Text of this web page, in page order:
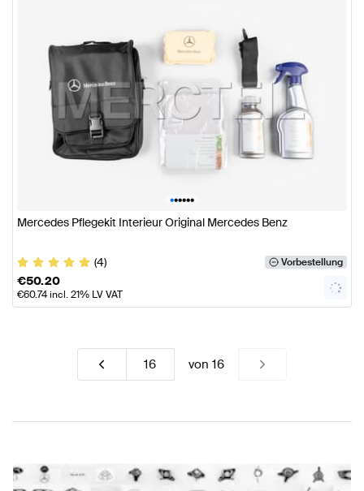
••••••
Mercedes Pflegekit Interieur Original Mercedes Benz
(4) Vorbestellung
€50.20
€60.74incl. 21% LV VAT
von 16